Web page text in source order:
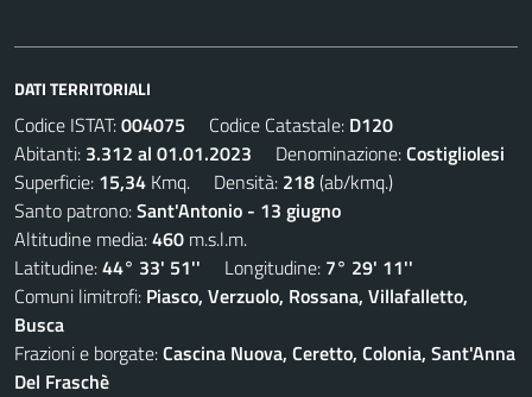
DATI TERRITORIALI
Codice ISTAT:004075 Codice Catastale: D120
Abitanti: 3.312 al 01.01.2023 Denominazione:Costigliolesi
Superficie: 15,34 Kmq. Densità: 218(ab/kmq.)
Santo patrono:Sant'Antonio - 13 giugno
Altitudine media:460 m.s.l.m.
Latitudine:44° 33' 51'' Longitudine: 7° 29' 11''
Comuni limitrofi: Piasco, Verzuolo, Rossana, Villafalletto,
Busca
Frazioni e borgate:Cascina Nuova, Ceretto, Colonia, Sant'Anna
Del Fraschè